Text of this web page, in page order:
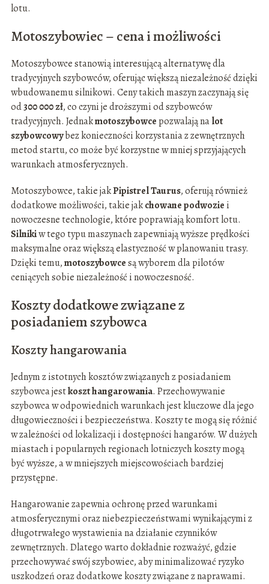
lotu.
Motoszybowiec – cena i możliwości
Motoszybowce stanowią interesującą alternatywę dla
tradycyjnych szybowców, oferując większą niezależność dzięki
wbudowanemu silnikowi. Ceny takich maszyn zaczynają się
od300 000 zł, co czyni je droższymi od szybowców
tradycyjnych. Jednakmotoszybowce pozwalają nalot
szybowcowybez konieczności korzystania z zewnętrznych
metod startu, co może być korzystne w mniej sprzyjających
warunkach atmosferycznych.
Motoszybowce, takie jakPipistrel Taurus, oferują również
dodatkowe możliwości, takie jakchowane podwozie i
nowoczesne technologie, które poprawiają komfort lotu.
Silnikiw tego typu maszynach zapewniają wyższe prędkości
maksymalne oraz większą elastyczność w planowaniu trasy.
Dzięki temu,motoszybowcesą wyborem dla pilotów
ceniących sobie niezależność i nowoczesność.
Koszty dodatkowe związane z
posiadaniem szybowca
Koszty hangarowania
Jednym z istotnych kosztów związanych z posiadaniem
szybowca jestkoszt hangarowania. Przechowywanie
szybowca w odpowiednich warunkach jest kluczowe dla jego
długowieczności i bezpieczeństwa. Koszty te mogą się różnić
w zależności od lokalizacji i dostępności hangarów. W dużych
miastach i popularnych regionach lotniczych koszty mogą
być wyższe, a w mniejszych miejscowościach bardziej
przystępne.
Hangarowanie zapewnia ochronę przed warunkami
atmosferycznymi oraz niebezpieczeństwami wynikającymi z
długotrwałego wystawienia na działanie czynników
zewnętrznych. Dlatego warto dokładnie rozważyć, gdzie
przechowywać swój szybowiec, aby minimalizować ryzyko
uszkodzeń oraz dodatkowe koszty związane z naprawami.